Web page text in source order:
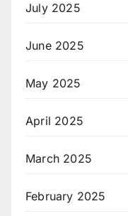
July 2025
June 2025
May 2025
April 2025
March 2025
February 2025